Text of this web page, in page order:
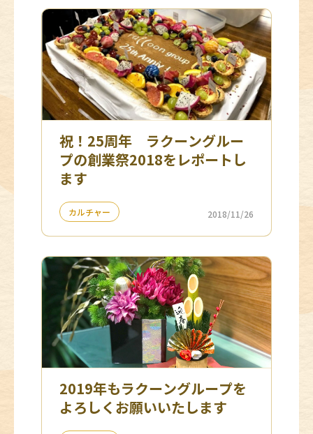
祝！25周年 ラクーングルー
プの創業祭2018をレポートし
ます
カルチャー 2018/11/26
2019年もラクーングループを
よろしくお願いいたします